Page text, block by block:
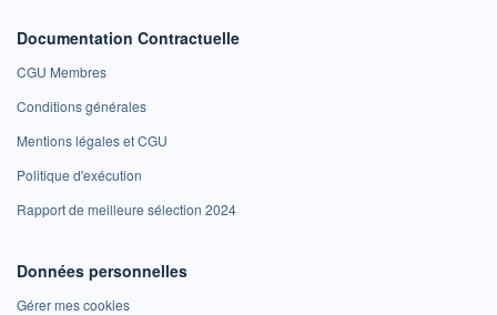
Documentation Contractuelle
CGU Membres
Conditions générales
Mentions légales et CGU
Politique d'exécution
Rapport de meilleure sélection 2024
Données personnelles
Gérer mes cookies